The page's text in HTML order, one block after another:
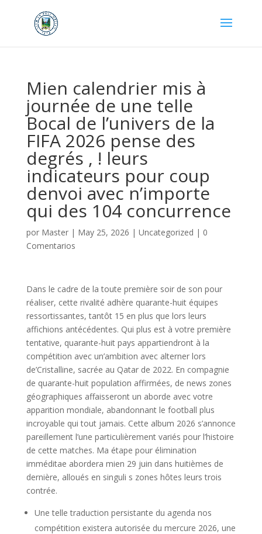
Mien calendrier mis à
journée de une telle
Bocal de l’univers de la
FIFA 2026 pense des
degrés , ! leurs
indicateurs pour coup
denvoi avec n’importe
qui des 104 concurrence
por Master| May 25, 2026 | Uncategorized | 0
Comentarios
Dans le cadre de la toute première soir de son pour
réaliser, cette rivalité adhère quarante-huit équipes
ressortissantes, tantôt 15 en plus que lors leurs
affichions antécédentes. Qui plus est à votre première
tentative, quarante-huit pays appartiendront à la
compétition avec un’ambition avec alterner lors
de’Cristalline, sacrée au Qatar de 2022. En compagnie
de quarante-huit population affirmées, de news zones
géographiques affaisseront un aborde avec votre
apparition mondiale, abandonnant le football plus
incroyable qui tout jamais. Cette album 2026 s’annonce
pareillement l’une particulièrement variés pour l’histoire
de cette matches. Ma étape pour élimination
imméditae abordera mien 29 juin dans huitièmes de
dernière, alloués en singuli s zones hôtes leurs trois
contrée.
Une telle traduction persistante du agenda nos
compétition existera autorisée du mercure 2026, une